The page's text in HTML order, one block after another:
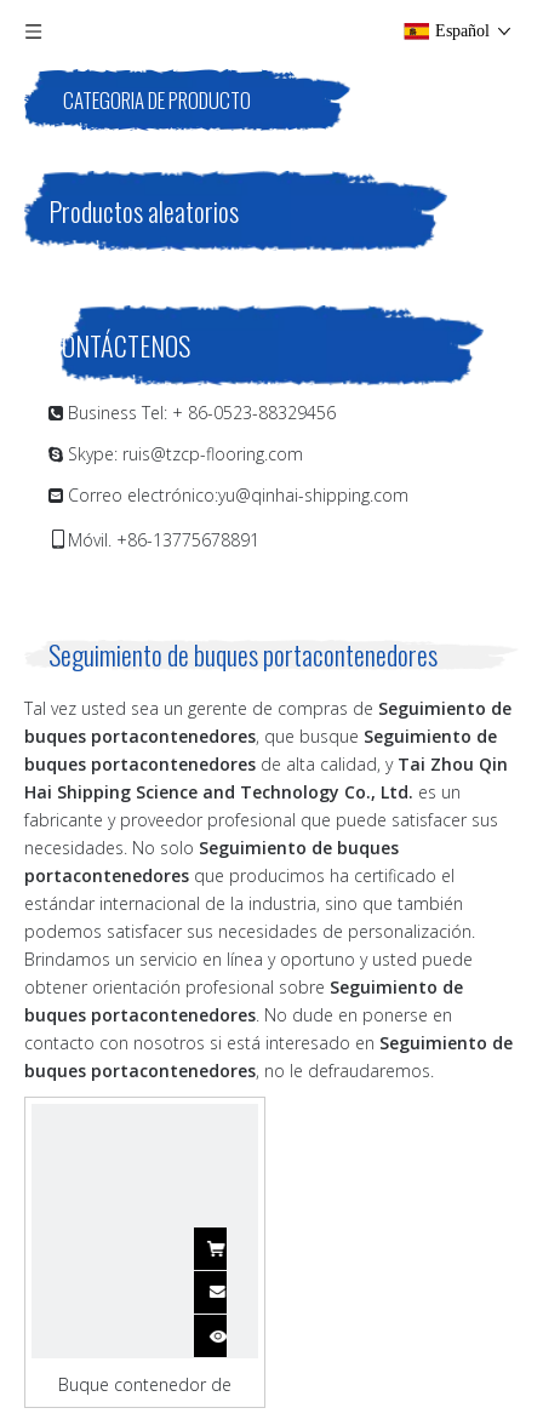
Español
CATEGORIA DE PRODUCTO
Productos aleatorios
CONTÁCTENOS
 Business Tel: + 86-0523-88329456
 Skype: ruis@tzcp-flooring.com
 Correo electrónico:yu@qinhai-shipping.com
Móvil. +86-13775678891
Seguimiento de buques portacontenedores
Tal vez usted sea un gerente de compras de Seguimiento de
buques portacontenedores, que busque Seguimiento de
buques portacontenedores de alta calidad, y Tai Zhou Qin
Hai Shipping Science and Technology Co., Ltd. es un
fabricante y proveedor profesional que puede satisfacer sus
necesidades. No solo Seguimiento de buques
portacontenedores que producimos ha certificado el
estándar internacional de la industria, sino que también
podemos satisfacer sus necesidades de personalización.
Brindamos un servicio en línea y oportuno y usted puede
obtener orientación profesional sobre Seguimiento de
buques portacontenedores. No dude en ponerse en
contacto con nosotros si está interesado en Seguimiento de
buques portacontenedores, no le defraudaremos.
Buque contenedor de
seguimiento de acero para